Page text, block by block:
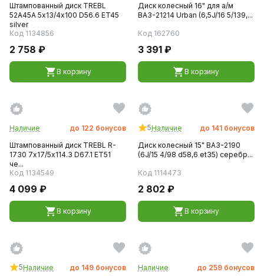
Штампованный диск TREBL
52A45A 5х13/4х100 D56.6 ET45
silver
Код 1134856
2 758 ₽
В корзину
Диск колесный 16" для а/м
ВАЗ-21214 Urban (6,5J/16 5/139,...
Код 162760
3 391 ₽
В корзину
Наличие до 122 бонусов
Штампованный диск TREBL R-
1730 7х17/5х114.3 D67.1 ET51
че...
Код 1134549
4 099 ₽
В корзину
5Наличие до 141 бонусов
Диск колесный 15" ВАЗ-2190
(6J/15 4/98 d58,6 et35) серебр...
Код 1114473
2 802 ₽
В корзину
5Наличие до 149 бонусов
Наличие до 259 бонусов